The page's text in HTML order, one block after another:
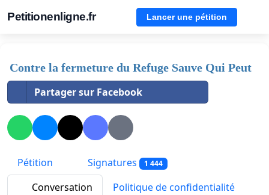
Petitionenligne.fr Lancer une pétition
Contre la fermeture du Refuge Sauve Qui Peut
Partager sur Facebook
Pétition Signatures 1 444
Conversation Politique de confidentialité